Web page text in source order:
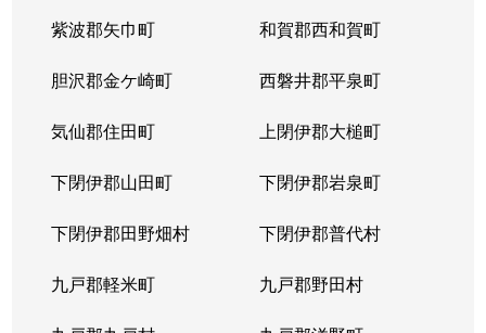
紫波郡矢巾町 和賀郡西和賀町
胆沢郡金ケ崎町 西磐井郡平泉町
気仙郡住田町 上閉伊郡大槌町
下閉伊郡山田町 下閉伊郡岩泉町
下閉伊郡田野畑村 下閉伊郡普代村
九戸郡軽米町 九戸郡野田村